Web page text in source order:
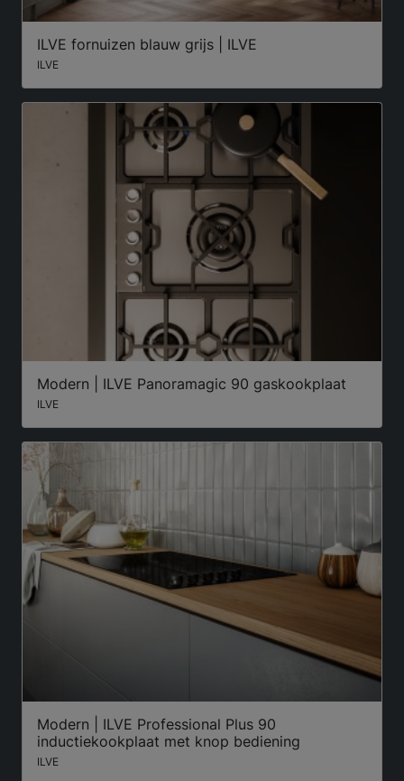
ILVE fornuizen blauw grijs | ILVE
ILVE
Modern | ILVE Panoramagic 90 gaskookplaat
ILVE
Modern | ILVE Professional Plus 90
inductiekookplaat met knop bediening
ILVE